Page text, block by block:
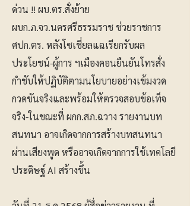
ด่วน !! ผบ.ตร.สั่งย้าย
ผบก.ภ.จว.นครศรีธรรมราช ช่วยราชการ
ศปก.ตร. หลังโซเชี่ยลแฉเรียกรับผล
ประโยชน์-ผู้การ ฯเมืองคอนยืนยันโทรสั่ง
กำชับให้ปฏิบัติตามนโยบายอย่างเข้มงวด
กวดขันจริงและพร้อมให้ตรวจสอบข้อเท็จ
จริง-ในขณะที่ ผกก.สภ.ฉวาง รายงานบท
สนทนา อาจเกิดจากการสร้างบทสนทนา
ผ่านเสียงพูด หรืออาจเกิดจากการใช้เทคโลยี
ประดิษฐ์ AI สร้างขึ้น